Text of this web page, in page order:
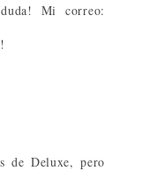
Mi correo:
de Deluxe, pero